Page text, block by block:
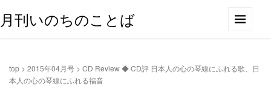
月刊いのちのことば
top > 2015年04月号 > CD Review ◆ CD評 日本人の心の琴線にふれる歌、日
本人の心の琴線にふれる福音